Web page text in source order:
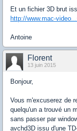
Et un fichier 3D brut
http://www.mac-
Antoine
Florent
13 juin 2015
Bonjour,
Vous m'excuserez de
quelqu'un a trouvé un
sans passer par
avchd3D issu d'une